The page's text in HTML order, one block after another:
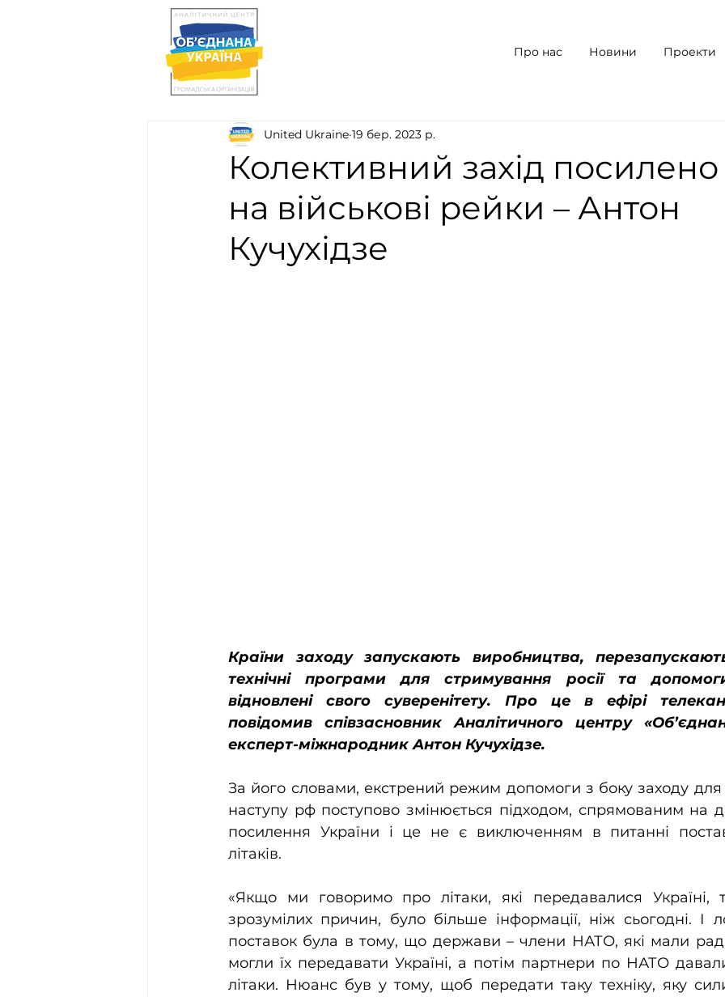
Про нас Новини Проекти
Колективний захід посилено
на військові рейки – Антон
Кучухідзе
United Ukraine 19 бер. 2023 р.
Країни заходу запускають виробництва,
технічні програми для стримування росії та
відновлені свого суверенітету. Про це в ефірі
повідомив співзасновник Аналітичного центру
експерт-міжнародник Антон Кучухідзе.
За його словами, екстрений режим допомоги з боку заходу
наступу рф поступово змінюється підходом, спрямованим на
посилення України і це не є виключенням в питанні
літаків.
«Якщо ми говоримо про літаки, які передавалися Україні,
зрозумілих причин, було більше інформації, ніж сьогодні. І
поставок була в тому, що держави – члени НАТО, які мали
могли їх передавати Україні, а потім партнери по НАТО
літаки. Нюанс був у тому, щоб передати таку техніку, яку